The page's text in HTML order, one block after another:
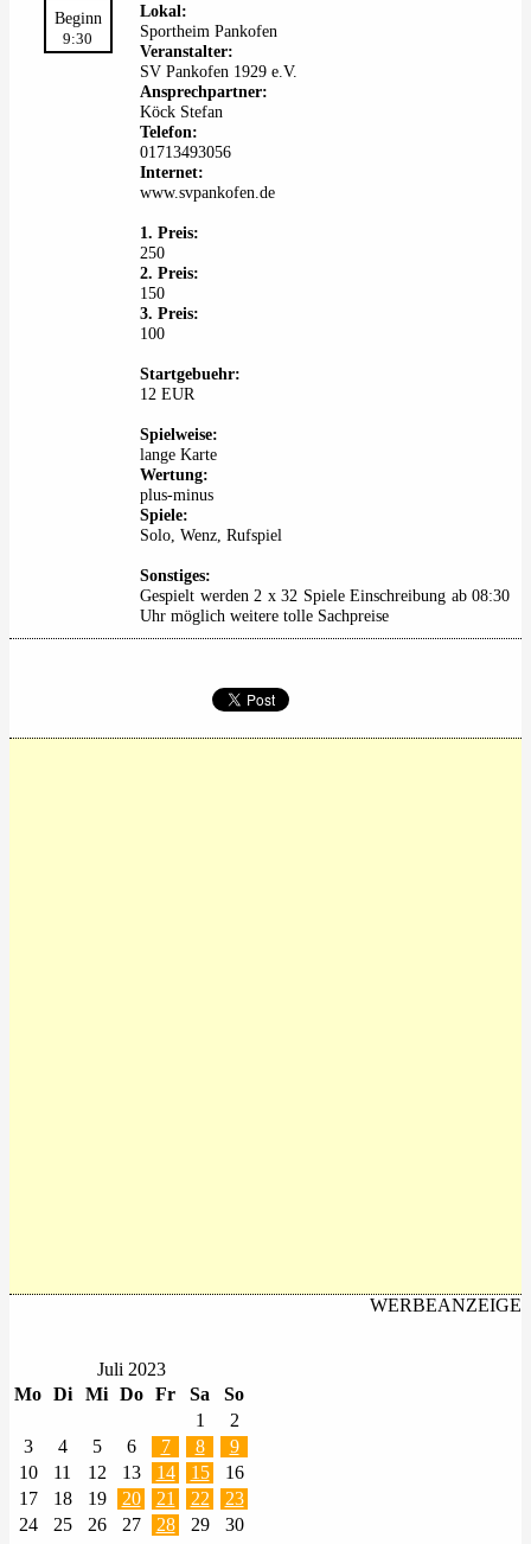
Beginn
9:30
Lokal:
Sportheim Pankofen
Veranstalter:
SV Pankofen 1929 e.V.
Ansprechpartner:
Köck Stefan
Telefon:
01713493056
Internet:
www.svpankofen.de
1. Preis:
250
2. Preis:
150
3. Preis:
100
Startgebuehr:
12 EUR
Spielweise:
lange Karte
Wertung:
plus-minus
Spiele:
Solo, Wenz, Rufspiel
Sonstiges:
Gespielt werden 2 x 32 Spiele Einschreibung ab 08:30
Uhr möglich weitere tolle Sachpreise
WERBEANZEIGE
Juli 2023
Mo Di Mi Do Fr Sa
So
1
2
3
4 5 6 7 8
9
10
11 12 13 14 15
16
17
18 19 20 21 22
23
24
25 26 27 28 29
30